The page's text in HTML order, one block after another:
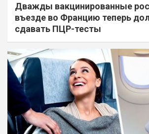
Дважды вакцинированные
въезде во Францию теперь
сдавать ПЦР-тесты